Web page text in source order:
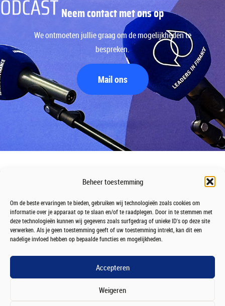
Beheer toestemming
Om de beste ervaringen te bieden, gebruiken wij technologieën zoals cookies om
informatie over je apparaat op te slaan en/of te raadplegen. Door in te stemmen met
deze technologieën kunnen wij gegevens zoals surfgedrag of unieke ID's op deze site
verwerken. Als je geen toestemming geeft of uw toestemming intrekt, kan dit een
nadelige invloed hebben op bepaalde functies en mogelijkheden.
Accepteren
Weigeren
Neem contact met ons op
We ontmoeten jullie graag om de mogelijkheden te
bespreken.
Mail ons